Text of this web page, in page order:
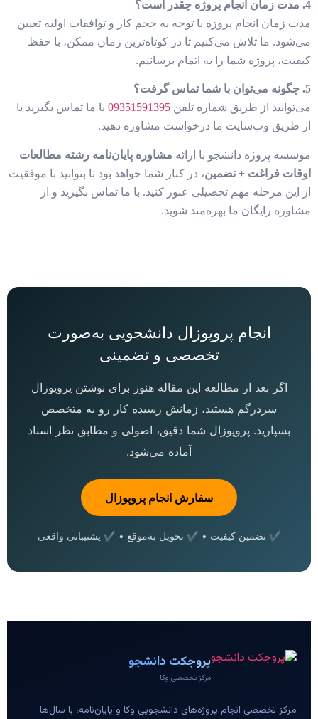
4. مدت زمان انجام پروژه چقدر است؟
مدت زمان انجام پروژه با توجه به حجم کار و توافقات اولیه تعیین
می‌شود. ما تلاش می‌کنیم تا در کوتاه‌ترین زمان ممکن، با حفظ
کیفیت، پروژه شما را به اتمام برسانیم.
5. چگونه می‌توان با شما تماس گرفت؟
می‌توانید از طریق شماره تلفن 09351591395 با ما تماس بگیرید یا
از طریق وب‌سایت ما درخواست مشاوره دهید.
موسسه پروژه دانشجو با ارائه مشاوره پایان‌نامه رشته مطالعات
اوقات فراغت + تضمین، در کنار شما خواهد بود تا بتوانید با موفقیت
از این مرحله مهم تحصیلی عبور کنید. با ما تماس بگیرید و از
مشاوره رایگان ما بهره‌مند شوید.
انجام پروپوزال دانشجویی به‌صورت
تخصصی و تضمینی
اگر بعد از مطالعه این مقاله هنوز برای نوشتن پروپوزال
سردرگم هستید، زمانش رسیده کار رو به متخصص
بسپارید. پروپوزال شما دقیق، اصولی و مطابق نظر استاد
آماده می‌شود.
سفارش انجام پروپوزال
✔ تضمین کیفیت • ✔ تحویل به‌موقع • ✔ پشتیبانی واقعی
پروجکت دانشجو
مرکز تخصصی وکا
مرکز تخصصی انجام پروژه‌های دانشجویی وکا و پایان‌نامه، با سال‌ها